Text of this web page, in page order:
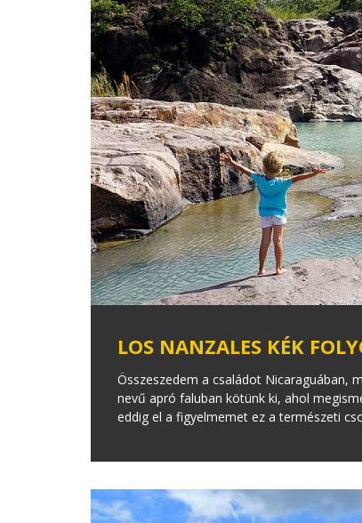
LOS NANZALES KÉK
Összeszedem a családot Nicaraguában,
nevű apró faluban kötünk ki, ahol
eddig el a figyelmemet ez a természeti